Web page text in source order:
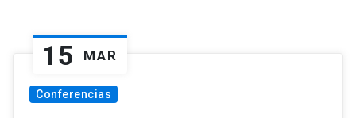
15 MAR
Conferencias